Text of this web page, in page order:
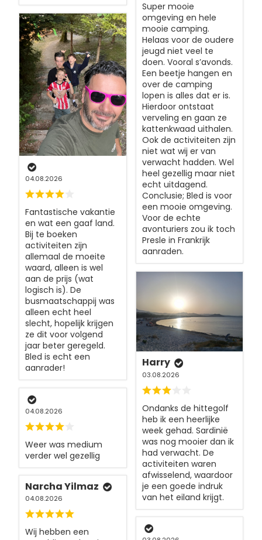
04.08.2026
Fantastische vakantie
en wat een gaaf land.
Bij te boeken
activiteiten zijn
allemaal de moeite
waard, alleen is wel
aan de prijs (wat
logisch is). De
busmaatschappij was
alleen echt heel
slecht, hopelijk krijgen
ze dit voor volgend
jaar beter geregeld.
Bled is echt een
aanrader!
04.08.2026
Weer was medium
verder wel gezellig
Narcha Yilmaz
04.08.2026
Wij hebben een
Super mooie
omgeving en hele
mooie camping.
Helaas voor de oudere
jeugd niet veel te
doen. Vooral s’avonds.
Een beetje hangen en
over de camping
lopen is alles dat er is.
Hierdoor ontstaat
verveling en gaan ze
kattenkwaad uithalen.
Ook de activiteiten zijn
niet wat wij er van
verwacht hadden. Wel
heel gezellig maar niet
echt uitdagend.
Conclusie; Bled is voor
een mooie omgeving.
Voor de echte
avonturiers zou ik toch
Presle in Frankrijk
aanraden.
Harry
03.08.2026
Ondanks de hittegolf
heb ik een heerlijke
week gehad. Sardinië
was nog mooier dan ik
had verwacht. De
activiteiten waren
afwisselend, waardoor
je een goede indruk
van het eiland krijgt.